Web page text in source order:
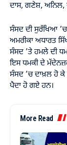
ਦਾਸ, ਗਣੇਸ਼, ਅਨਿਲ,
ਸੰਸਦ ਦੀ ਸੁਰੱਖਿਆ
ਅਮਰੀਕਾ ਅਧਾਰਤ
ਸੰਸਦ ’ਤੇ ਹਮਲੇ ਦੀ
ਇਸ ਧਮਕੀ ਦੇ
ਸੰਸਦ ’ਚ ਦਾਖ਼ਲ ਹੋ ਕੇ
ਪੈਦਾ ਹੋ ਗਏ ਹਨ।
More Read